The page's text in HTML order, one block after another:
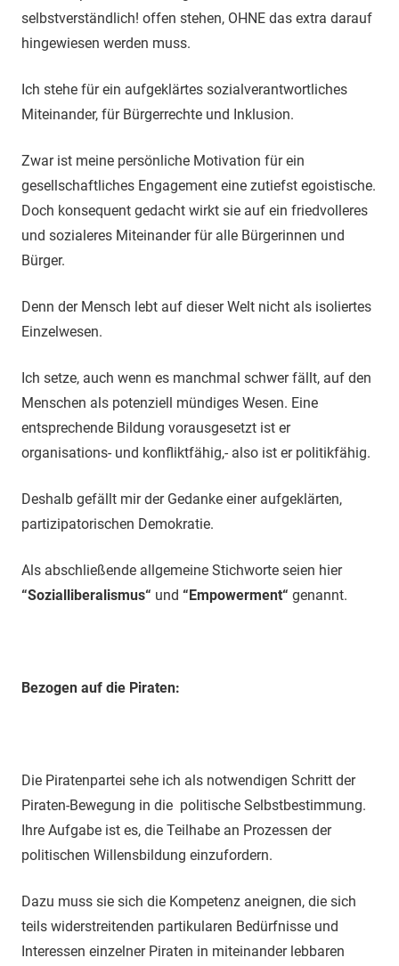
selbstverständlich! offen stehen, OHNE das extra darauf
hingewiesen werden muss.
Ich stehe für ein aufgeklärtes sozialverantwortliches
Miteinander, für Bürgerrechte und Inklusion.
Zwar ist meine persönliche Motivation für ein
gesellschaftliches Engagement eine zutiefst egoistische.
Doch konsequent gedacht wirkt sie auf ein friedvolleres
und sozialeres Miteinander für alle Bürgerinnen und
Bürger.
Denn der Mensch lebt auf dieser Welt nicht als isoliertes
Einzelwesen.
Ich setze, auch wenn es manchmal schwer fällt, auf den
Menschen als potenziell mündiges Wesen. Eine
entsprechende Bildung vorausgesetzt ist er
organisations- und konfliktfähig,- also ist er politikfähig.
Deshalb gefällt mir der Gedanke einer aufgeklärten,
partizipatorischen Demokratie.
Als abschließende allgemeine Stichworte seien hier
“Sozialliberalismus“ und “Empowerment“ genannt.
Bezogen auf die Piraten:
Die Piratenpartei sehe ich als notwendigen Schritt der
Piraten-Bewegung in die politische Selbstbestimmung.
Ihre Aufgabe ist es, die Teilhabe an Prozessen der
politischen Willensbildung einzufordern.
Dazu muss sie sich die Kompetenz aneignen, die sich
teils widerstreitenden partikularen Bedürfnisse und
Interessen einzelner Piraten in miteinander lebbaren